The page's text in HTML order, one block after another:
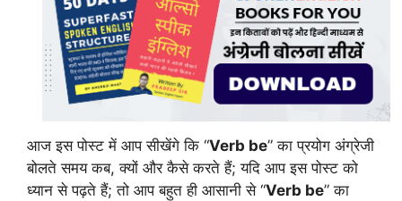
आज इस पोस्ट में आप सीखेंगे कि “Verb be” का प्रयोग अंग्रेजी
बोलते समय कब, क्यों और कैसे करते हैं; यदि आप इस पोस्ट को
ध्यान से पढ़ते हैं; तो आप बहुत ही आसानी से “Verb be” का